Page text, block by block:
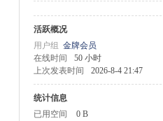
活跃概况
用户组 金牌会员
在线时间
50 小时
上次发表时间
2026-8-4 21:47
统计信息
已用空间
0 B